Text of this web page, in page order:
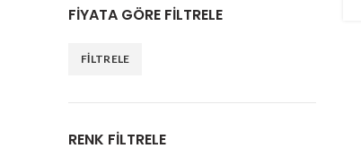
FIYATA GÖRE FILTRELE
fiyat
fiyat
FILTRELE
RENK FILTRELE